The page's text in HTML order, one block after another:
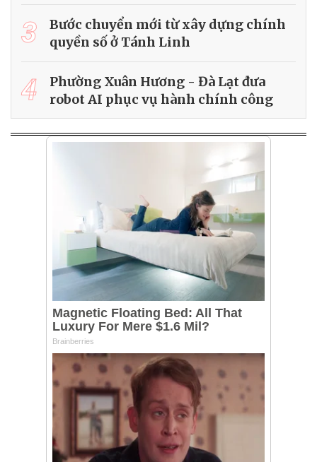
3
Bước chuyển mới từ xây dựng chính
quyền số ở Tánh Linh
4
Phường Xuân Hương - Đà Lạt đưa
robot AI phục vụ hành chính công